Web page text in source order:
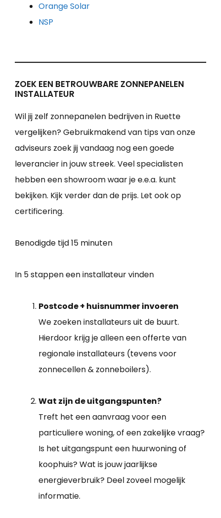
Orange Solar
NSP
ZOEK EEN BETROUWBARE ZONNEPANELEN
INSTALLATEUR
Wil jij zelf zonnepanelen bedrijven in Ruette
vergelijken? Gebruikmakend van tips van onze
adviseurs zoek jij vandaag nog een goede
leverancier in jouw streek. Veel specialisten
hebben een showroom waar je e.e.a. kunt
bekijken. Kijk verder dan de prijs. Let ook op
certificering.
Benodigde tijd15 minuten
In 5 stappen een installateur vinden
Postcode + huisnummer invoeren
We zoeken installateurs uit de buurt.
Hierdoor krijg je alleen een offerte van
regionale installateurs (tevens voor
zonnecellen & zonneboilers).
Wat zijn de uitgangspunten?
Treft het een aanvraag voor een
particuliere woning, of een zakelijke vraag?
Is het uitgangspunt een huurwoning of
koophuis? Wat is jouw jaarlijkse
energieverbruik? Deel zoveel mogelijk
informatie.